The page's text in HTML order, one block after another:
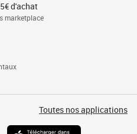
d'achat
marketplace
Toutes nos applications